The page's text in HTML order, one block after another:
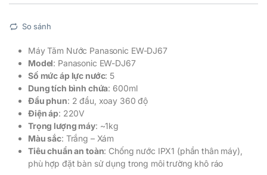
So sánh
Máy Tăm Nước Panasonic EW-DJ67
Model: Panasonic EW-DJ67
Số mức áp lực nước: 5
Dung tích bình chứa: 600ml
Đầu phun: 2 đầu, xoay 360 độ
Điện áp: 220V
Trọng lượng máy: ~1kg
Màu sắc: Trắng – Xám
Tiêu chuẩn an toàn: Chống nước IPX1 (phần thân máy),
phù hợp đặt bàn sử dụng trong môi trường khô ráo